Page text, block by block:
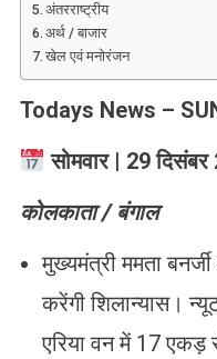
अंतरराष्ट्रीय
अर्थ / बाजार
खेल एवं मनोरंजन
Todays News –
सोमवार | 29
कोलकाता / बंगाल
मुख्यमंत्री ममता
करेंगी शिलान्यास।
एरिया वन में 17 एकड़